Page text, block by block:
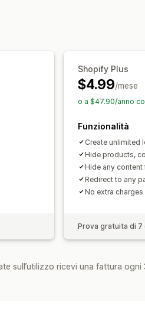
Shopify Plus
$4.99/mese
o a $47.90/anno
Funzionalità
Create unlimited
Hide products,
Hide any content
Redirect to any
No extra charges
Prova gratuita di 7
sull’utilizzo ricevi una fattura ogni